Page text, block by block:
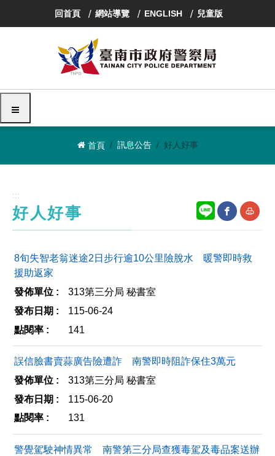
區
回首頁 網站導覽 ENGLISH 兒童版
選單
首頁 訊息公告 好人好事
:::
好人好事
站
善
8旬失智老翁迷途2日步行逾10公里險脫水 暖警即時救
援助返家
313第三分局 秘書室
115-06-24
141
誤信臉書賣蒜廣告險遭詐 南警即時阻詐保住3萬元
313第三分局 秘書室
115-06-20
131
警覺駕駛神情異常 南警第三分局查獲毒駕及毒品案送辦